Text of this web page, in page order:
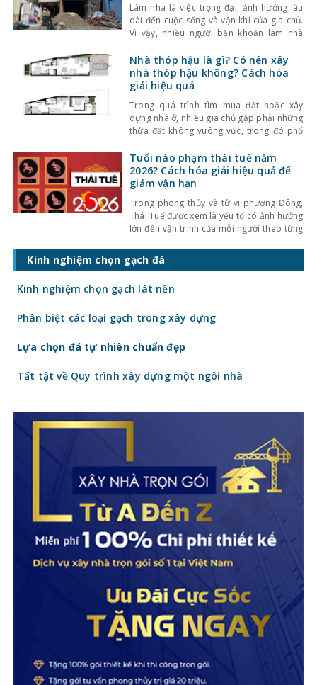
Làm nhà là việc trọng đại, ảnh hưởng lâu
dài đến cuộc sống và vận khí của gia chủ.
Vì vậy, nhiều người băn khoăn làm nhà
ngay từ những ngày đầu năm mới hay
không. Theo quan niệm phong thủy, đầu
năm là thời điểm
Nhà thóp hậu là gì? Có nên xây
nhà thóp hậu không? Cách hóa
giải hiệu quả
Trong quá trình tìm mua đất hoặc xây
dựng nhà ở, nhiều gia chủ gặp phải những
thửa đất không vuông vức, trong đó phổ
dạng nhà có mặt tiền phía trước rộng
nhưng thu hẹp dần về phía sau, thường
xuất hiện tại khu
Tuổi nào phạm thái tuế năm
2026? Cách hóa giải hiệu quả để
giảm vận hạn
Trong phong thủy và tử vi phương Đông,
Thái Tuế được xem là yếu tố có ảnh hưởng
lớn đến vận trình của mỗi người theo từng
thường quan tâm năm đó tuổi nào phạm
Thái Tuế, có ảnh hưởng gì đến công việc,
Kinh nghiệm chọn gạch đá
Kinh nghiệm chọn gạch lát nền
Phân biệt các loại gạch trong xây dựng
Lựa chọn đá tự nhiên chuẩn đẹp
Tất tật về Quy trình xây dựng một ngôi nhà